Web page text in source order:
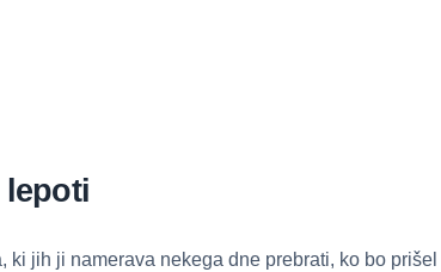
ki jih ji namerava nekega dne prebrati, ko bo